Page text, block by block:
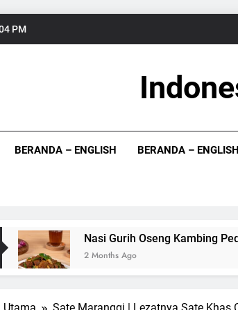
PM
BERANDA – ENGLISH BERANDA – ENGLISH
Nasi Gurih Oseng Kambing Pedas Menggoda
2 Months Ago